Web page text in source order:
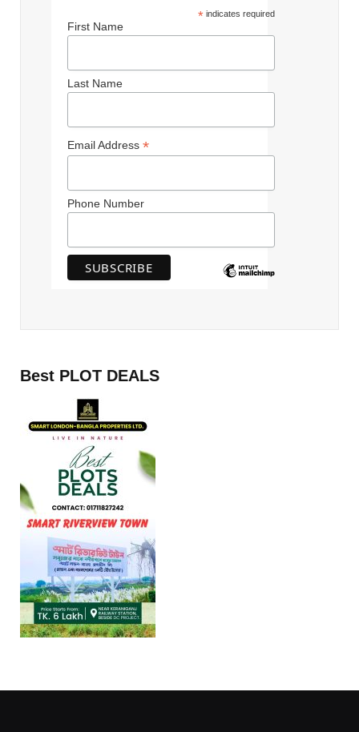
* indicates required
First Name
Last Name
Email Address *
Phone Number
Best PLOT DEALS